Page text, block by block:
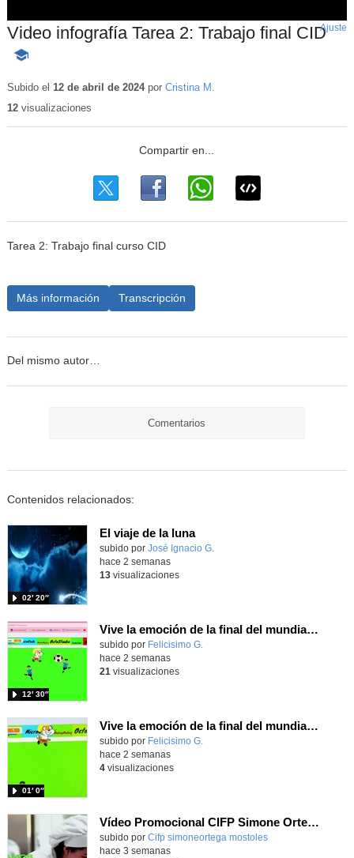
Video infografía Tarea 2: Trabajo final CID
-
educativo
Ajuste
Subido el 12 de abril de 2024por Cristina M.
12visualizaciones
Tarea 2: Trabajo final curso CID
Más información Transcripción
Del mismo autor…
Comentarios
Contenidos relacionados:
El viaje de la luna
Contenido educativo.
subido por José Ignacio G.
02′ 20″
hace 2 semanas
13visualizaciones
Vive la emoción de la final del mundial programando con Scratch, un juego de toques y esquivar contrarios
Contenido educativo.
subido por Felicisimo G.
12′ 30″
hace 2 semanas
21 visualizaciones
Vive la emoción de la final del mundial 2026, programando con Scratch un juego de toques.
Contenido educativo.
subido por Felicisimo G.
01′ 0″
hace 2 semanas
4visualizaciones
Vídeo Promocional CIFP Simone Ortega
Contenido educativo.
subido por Cifp simoneortega mostoles-
hace 3 semanas